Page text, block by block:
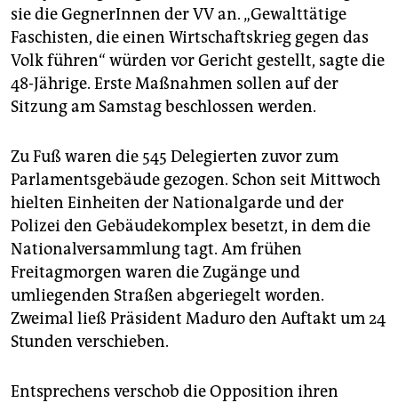
sie die GegnerInnen der VV an. „Gewalttätige
Faschisten, die einen Wirtschaftskrieg gegen das
Volk führen“ würden vor Gericht gestellt, sagte die
48-Jährige. Erste Maßnahmen sollen auf der
Sitzung am Samstag beschlossen werden.
Zu Fuß waren die 545 Delegierten zuvor zum
Parlamentsgebäude gezogen. Schon seit Mittwoch
hielten Einheiten der Nationalgarde und der
Polizei den Gebäudekomplex besetzt, in dem die
Nationalversammlung tagt. Am frühen
Freitagmorgen waren die Zugänge und
umliegenden Straßen abgeriegelt worden.
Zweimal ließ Präsident Maduro den Auftakt um 24
Stunden verschieben.
Entsprechens verschob die Opposition ihren